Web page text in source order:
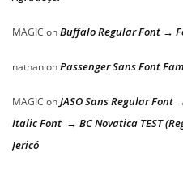
MAGIC onBuffalo Regular Font →
nathanonPassenger Sans Font
MAGIC onJASO Sans Regular
Italic Font → BC Novatica TEST
Jericó